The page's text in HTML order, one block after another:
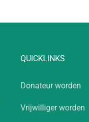
QUICKLINKS
Donateur worden
Vrijwilliger worden